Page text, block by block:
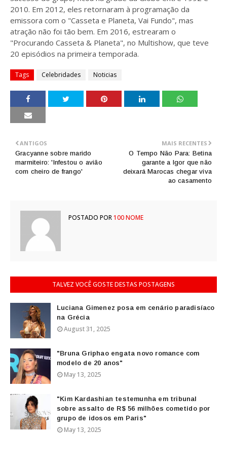
2010. Em 2012, eles retornaram à programação da
emissora com o "Casseta e Planeta, Vai Fundo", mas
atração não foi tão bem. Em 2016, estrearam o
"Procurando Casseta & Planeta", no Multishow, que teve
20 episódios na primeira temporada.
Tags Celebridades Noticias
MAIS RECENTES
O Tempo Não Para: Betina
garante a Igor que não
deixará Marocas chegar viva
ao casamento
ANTIGOS
Gracyanne sobre marido
marmiteiro: 'Infestou o avião
com cheiro de frango'
POSTADO POR100 NOME
TALVEZ VOCÊ GOSTE DESTAS POSTAGENS
Luciana Gimenez posa em cenário paradisíaco
na Grécia
August 31, 2025
"Bruna Griphao engata novo romance com
modelo de 20 anos"
May 13, 2025
"Kim Kardashian testemunha em tribunal
sobre assalto de R$ 56 milhões cometido por
grupo de idosos em Paris"
May 13, 2025